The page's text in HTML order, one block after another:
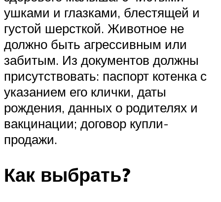
ушками и глазками, блестящей и
густой шерсткой. Животное не
должно быть агрессивным или
забитым. Из документов должны
присутствовать: паспорт котенка с
указанием его клички, даты
рождения, данных о родителях и
вакцинации; договор купли-
продажи.
Как выбрать?